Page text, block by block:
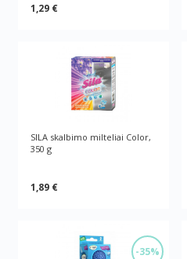
1,29 €
SILA skalbimo milteliai Color,
350 g
1,89 €
-35%